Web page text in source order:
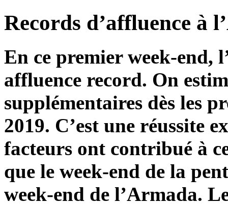
Records d’affluence à
En ce premier week-end,
affluence record. On
supplémentaires dès les
2019. C’est une réussite
facteurs ont contribué à
que le week-end de la
week-end de l’Armada.